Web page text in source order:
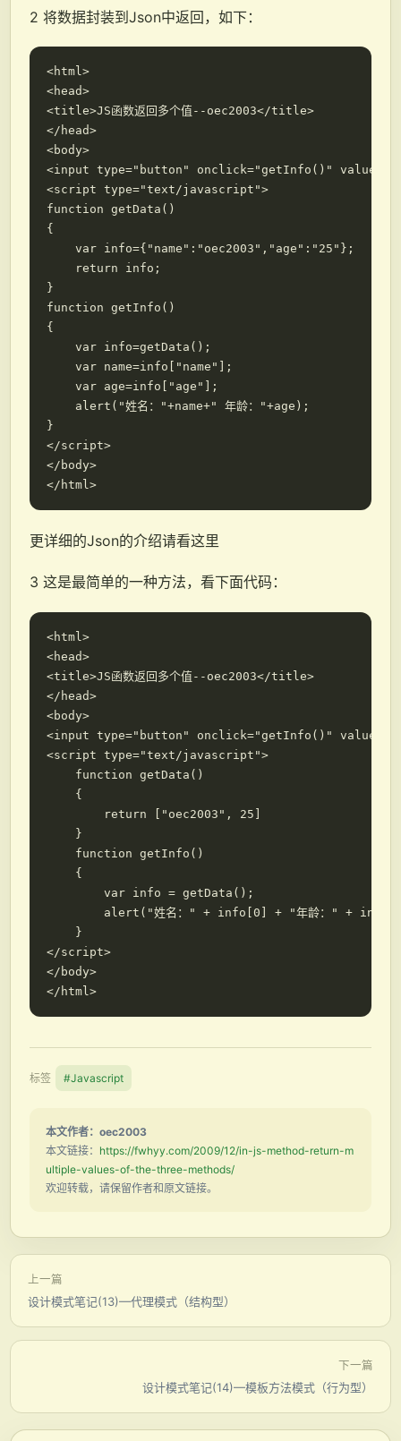
2 将数据封装到Json中返回，如下：
<html>
<head>
<title>JS函数返回多个值--oec2003</title>
</head>
<body>
<input type="button" onclick="getInfo()"
<script type="text/javascript">
function getData()
{
    var info={"name":"oec2003","age":"25"};
    return info;
}
function getInfo()
{
    var info=getData();
    var name=info["name"];
    var age=info["age"];
    alert("姓名："+name+" 年龄："+age);
}
</script>
</body>
更详细的Json的介绍请看这里
3 这是最简单的一种方法，看下面代码：
<html>
<head>
<title>JS函数返回多个值--oec2003</title>
</head>
<body>
<input type="button" onclick="getInfo()"
<script type="text/javascript">
    function getData()
    {
        return ["oec2003", 25]
    }
    function getInfo()
    {
        var info = getData();
alert("姓名：" + info[0] + "年龄：" +
    }
</script>
</body>
标签 #Javascript
本文作者：oec2003
本文链接： https://fwhyy.com/2009/12/in-js-method-return-m
ultiple-values-of-the-three-methods/
欢迎转载，请保留作者和原文链接。
上一篇
设计模式笔记(13)—代理模式（结构型）
下一篇
设计模式笔记(14)—模板方法模式（行为型）